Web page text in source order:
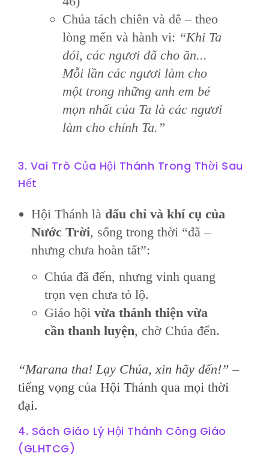
Chúa tách chiên và dê – theo
lòng mến và hành vi: “Khi Ta
đói, các ngươi đã cho ăn...
Mỗi lần các ngươi làm cho
một trong những anh em bé
mọn nhất của Ta là các ngươi
làm cho chính Ta.”
3. Vai Trò Của Hội Thánh Trong Thời Sau
Hết
Hội Thánh là dấu chỉ và khí cụ của
Nước Trời, sống trong thời “đã –
nhưng chưa hoàn tất”:
Chúa đã đến, nhưng vinh quang
trọn vẹn chưa tỏ lộ.
Giáo hội vừa thánh thiện vừa
cần thanh luyện, chờ Chúa đến.
“Marana tha! Lạy Chúa, xin hãy đến!”–
tiếng vọng của Hội Thánh qua mọi thời
đại.
4. Sách Giáo Lý Hội Thánh Công Giáo
(GLHTCG)